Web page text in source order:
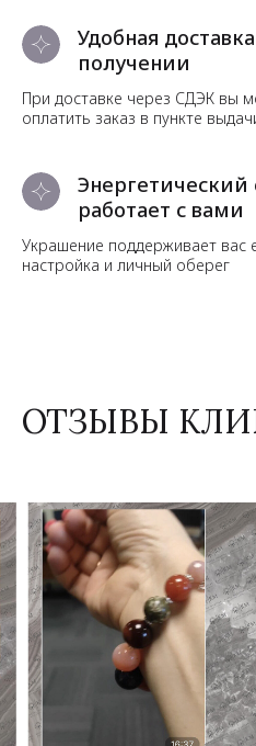
Удобная
получении
При доставке через СДЭК вы
оплатить заказ в пункте
работает с вами
Украшение поддерживает вас
настройка и личный оберег
ОТЗЫВЫ